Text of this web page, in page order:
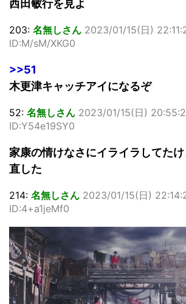
西田敏行を見よ
203: 名無しさん 2023/01/15(日)
ID:M/sM/XKG0
>>51
木更津キャッチアイになるぞ
52: 名無しさん 2023/01/15(日)
ID:Y54e19SY0
家康の情けなさにイライラしてた
直した
214: 名無しさん 2023/01/15(日)
ID:4+a1jeMf0